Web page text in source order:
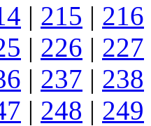
| 215 | 216
| 226 | 227
| 237 | 238
| 248 | 249